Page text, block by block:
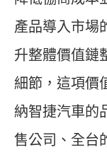
產品導入市場
升整體價值鏈
細節，這項價
納智捷汽車的
售公司、全台